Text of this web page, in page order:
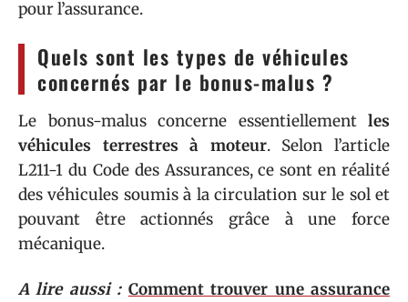
pour l’assurance.
Quels sont les types de véhicules
concernés par le bonus-malus ?
Le bonus-malus concerne essentiellement les
véhicules terrestres à moteur. Selon l’article
L211-1 du Code des Assurances, ce sont en réalité
des véhicules soumis à la circulation sur le sol et
pouvant être actionnés grâce à une force
mécanique.
A lire aussi : Comment trouver une assurance